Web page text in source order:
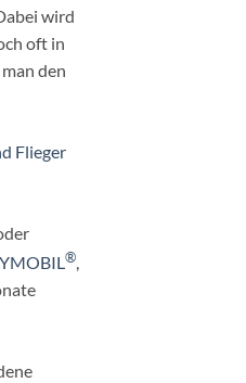
wird
oft in
den
Flieger
®,